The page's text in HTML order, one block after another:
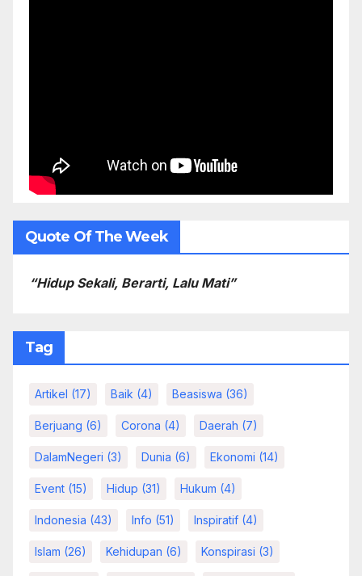
Quote Of The Week
“Hidup Sekali, Berarti, Lalu Mati”
Tag
Artikel (17) Baik (4) Beasiswa (36)
Berjuang (6) Corona (4) Daerah (7)
DalamNegeri (3) Dunia (6) Ekonomi (14)
Event (15) Hidup (31) Hukum (4)
Indonesia (43) Info (51) Inspiratif (4)
Islam (26) Kehidupan (6) Konspirasi (3)